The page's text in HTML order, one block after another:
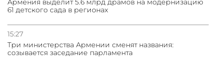
Армения выделит 5.6 млрд драмов на модернизацию
61 детского сада в регионах
15:27
Три министерства Армении сменят названия:
созывается заседание парламента